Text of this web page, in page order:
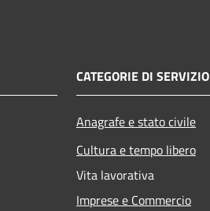
CATEGORIE DI SERVIZIO
Anagrafe e stato civile
Cultura e tempo libero
Vita lavorativa
Imprese e Commercio